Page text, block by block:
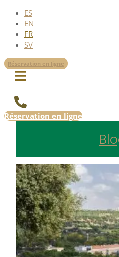
ES
EN
FR
SV
Réservation en ligne
Réservation en ligne